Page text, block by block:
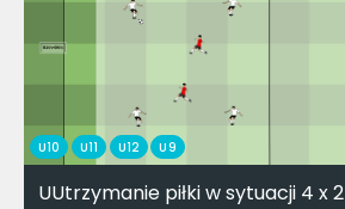
U10 U11 U12 U9
UUtrzymanie piłki w sytuacji 4 x 2